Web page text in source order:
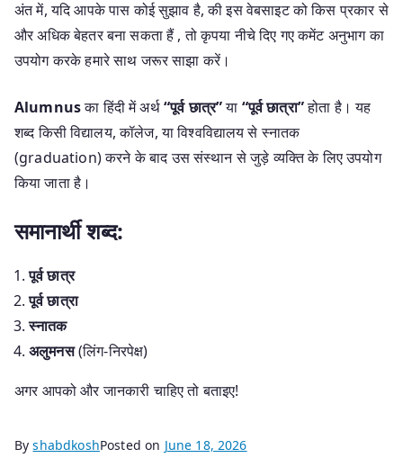
अंत में, यदि आपके पास कोई सुझाव है, की इस वेबसाइट को किस प्रकार से
और अधिक बेहतर बना सकता हैं , तो कृपया नीचे दिए गए कमेंट अनुभाग का
उपयोग करके हमारे साथ जरूर साझा करें।
Alumnusका हिंदी में अर्थ“पूर्व छात्र”या “पूर्व छात्रा”होता है। यह
शब्द किसी विद्यालय, कॉलेज, या विश्वविद्यालय से स्नातक
(graduation) करने के बाद उस संस्थान से जुड़े व्यक्ति के लिए उपयोग
किया जाता है।
समानार्थी शब्द:
पूर्व छात्र
पूर्व छात्रा
स्नातक
अलुमनस(लिंग-निरपेक्ष)
अगर आपको और जानकारी चाहिए तो बताइए!
ByshabdkoshPosted on June 18, 2026